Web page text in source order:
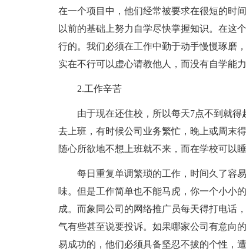
在一个项目中，他们经常被要求在很短的时
以前的基础上努力自学尽快掌握知识。在这
行的。我们必须在工作中勤于动手慢慢琢磨
实在不行可以虚心请教他人，而没有自学能
2.工作辛苦
由于现在还住校，所以每天7点不到就
去上班，有时候公司业务繁忙，晚上或周末
随心所欲地不想上班就不来，而在学校可以
每日重复单调繁琐的工作，时间久了容
味。但是工作简单也不能马虎，你一个小小
成。而象同公司的网络推广员每天得打电话
气有些甚至说要投诉。如果哪家公司有意向
易成功的，他们必须具备坚忍不拔的个性，